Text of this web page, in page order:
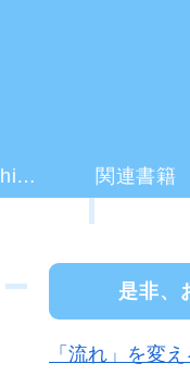
コーチング(coaching)とは？ 関連書籍
是非、
「流れ」を変